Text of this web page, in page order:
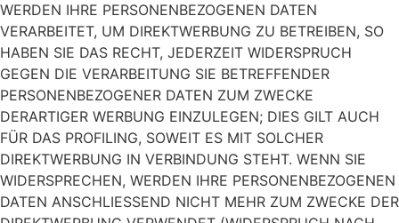
WERDEN IHRE PERSONENBEZOGENEN DATEN
VERARBEITET, UM DIREKTWERBUNG ZU BETREIBEN, SO
HABEN SIE DAS RECHT, JEDERZEIT WIDERSPRUCH
GEGEN DIE VERARBEITUNG SIE BETREFFENDER
PERSONENBEZOGENER DATEN ZUM ZWECKE
DERARTIGER WERBUNG EINZULEGEN; DIES GILT AUCH
FÜR DAS PROFILING, SOWEIT ES MIT SOLCHER
DIREKTWERBUNG IN VERBINDUNG STEHT. WENN SIE
WIDERSPRECHEN, WERDEN IHRE PERSONENBEZOGENEN
DATEN ANSCHLIESSEND NICHT MEHR ZUM ZWECKE DER